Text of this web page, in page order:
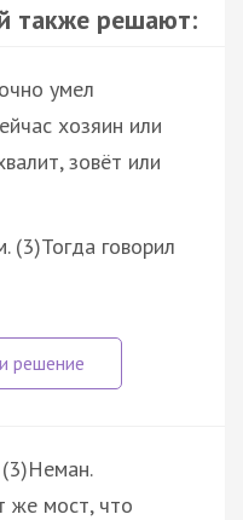
также решают:
умел
хозяин или
зовёт или
(3)Тогда говорил
же мост, что